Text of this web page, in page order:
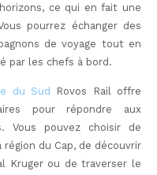
ce qui en fait une
pourrez échanger des
de voyage tout en
par les chefs à bord.
du Sud
Rovos Rail offre
pour répondre aux
Vous pouvez choisir de
du Cap, de découvrir
Kruger ou de traverser le